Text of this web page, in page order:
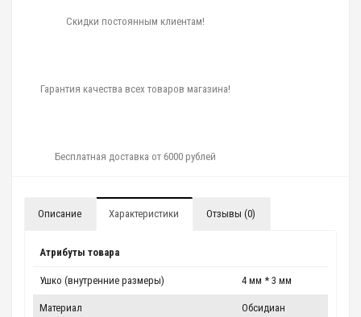
Скидки постоянным клиентам!
Гарантия качества всех товаров магазина!
Бесплатная доставка от 6000 рублей
Описание Характеристики Отзывы (0)
Атрибуты товара
Ушко (внутренние размеры) 4 мм * 3 мм
Материал Обсидиан